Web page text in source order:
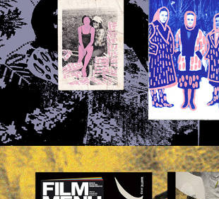
UKR Nostalgia | PERSONAL